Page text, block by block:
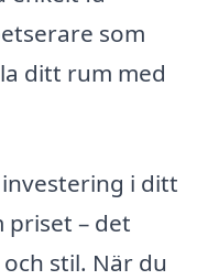
som
ditt rum med
i ditt
priset – det
stil. När du